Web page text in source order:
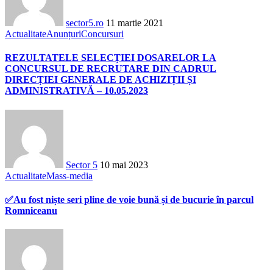
sector5.ro 11 martie 2021
ActualitateAnunțuriConcursuri
REZULTATELE SELECȚIEI DOSARELOR LA
CONCURSUL DE RECRUTARE DIN CADRUL
DIRECȚIEI GENERALE DE ACHIZIȚII ȘI
ADMINISTRATIVĂ – 10.05.2023
Sector 5 10 mai 2023
ActualitateMass-media
✅Au fost niște seri pline de voie bună și de bucurie în parcul
Romniceanu